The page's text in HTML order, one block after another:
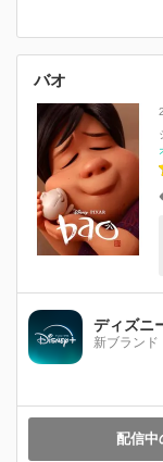
バオ
ディズニ
新ブランド
配信中